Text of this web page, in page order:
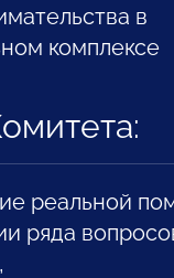
в
комплексе
реальной
ряда